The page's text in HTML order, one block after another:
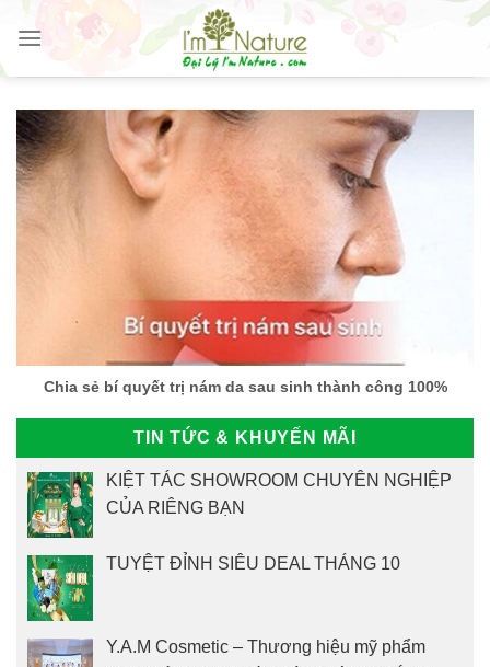
Skip
content
Chia sẻ bí quyết trị nám da sau sinh thành công 100%
TIN TỨC & KHUYẾN MÃI
KIỆT TÁC SHOWROOM CHUYÊN NGHIỆP
CỦA RIÊNG BẠN
TUYỆT ĐỈNH SIÊU DEAL THÁNG 10
Y.A.M Cosmetic – Thương hiệu mỹ phẩm